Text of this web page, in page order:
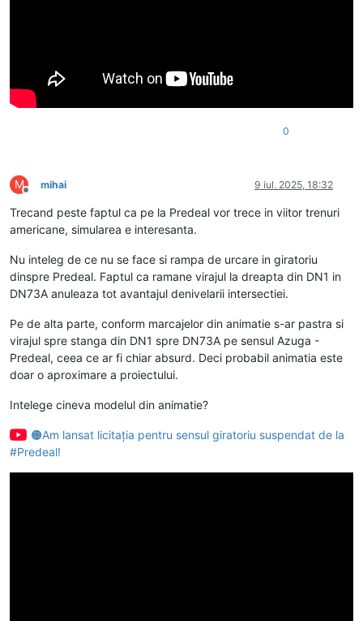
0
M
Deconectat
mihai 9 iul. 2025, 18:32
Trecand peste faptul ca pe la Predeal vor trece in viitor trenuri
americane, simularea e interesanta.
Nu inteleg de ce nu se face si rampa de urcare in giratoriu
dinspre Predeal. Faptul ca ramane virajul la dreapta din DN1 in
DN73A anuleaza tot avantajul denivelarii intersectiei.
Pe de alta parte, conform marcajelor din animatie s-ar pastra si
virajul spre stanga din DN1 spre DN73A pe sensul Azuga -
Predeal, ceea ce ar fi chiar absurd. Deci probabil animatia este
doar o aproximare a proiectului.
Intelege cineva modelul din animatie?
🟠Am lansat licitația pentru sensul giratoriu suspendat de la
#Predeal!